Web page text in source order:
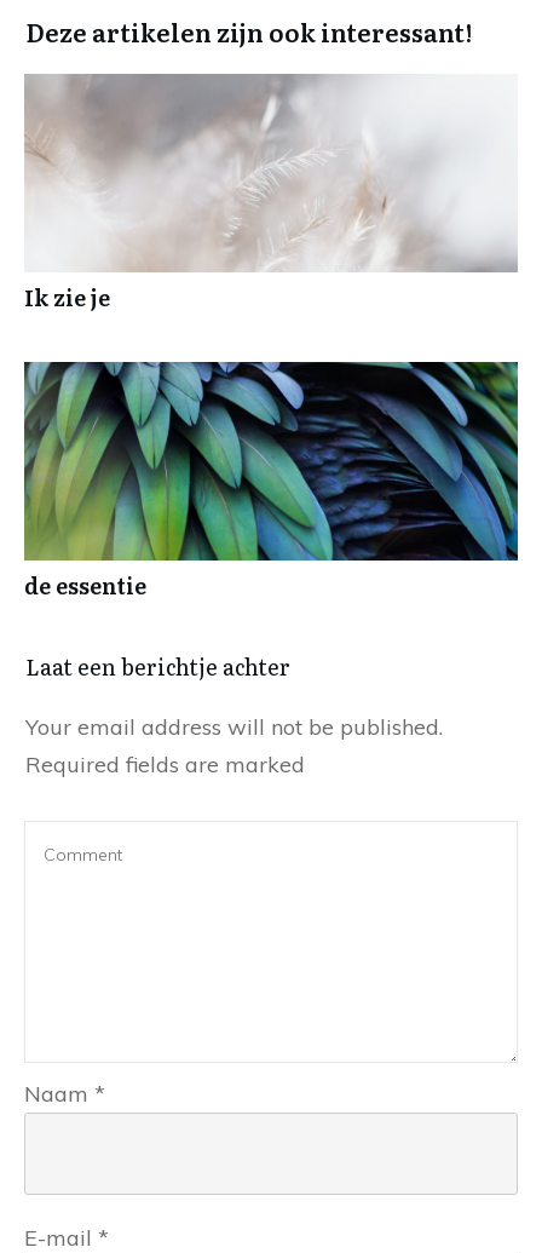
Deze artikelen zijn ook interessant!
Ik zie je
de essentie
Laat een berichtje achter
Your email address will not be published.
Required fields are marked
Naam *
E-mail *